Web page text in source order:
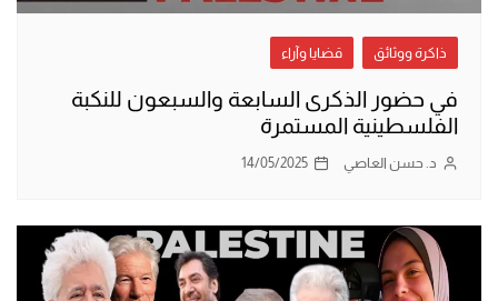
ذاكرة ووثائق قضايا وآراء
في حضور الذكرى السابعة والسبعون للنكبة
الفلسطينية المستمرة
د. حسن العاصي 14/05/2025